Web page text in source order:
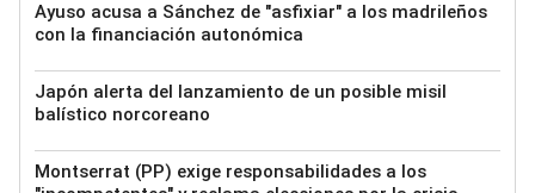
Ayuso acusa a Sánchez de "asfixiar" a los madrileños
con la financiación autonómica
Japón alerta del lanzamiento de un posible misil
balístico norcoreano
Montserrat (PP) exige responsabilidades a los